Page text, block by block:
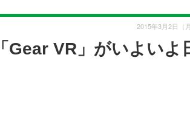
Gear VR」がいよいよ
2015年3月2日（